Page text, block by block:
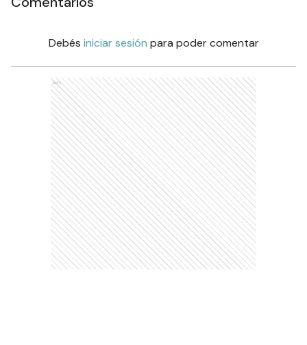
Debés iniciar sesión para poder comentar
Ads